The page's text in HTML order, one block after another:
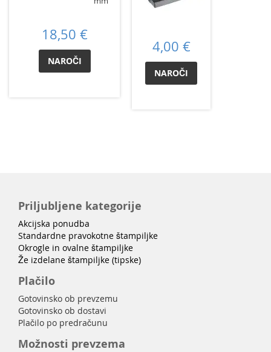
18,50 €
NAROČI
4,00 €
NAROČI
Priljubljene kategorije
Akcijska ponudba
Standardne pravokotne štampiljke
Okrogle in ovalne štampiljke
Že izdelane štampiljke (tipske)
Plačilo
Gotovinsko ob prevzemu
Gotovinsko ob dostavi
Plačilo po predračunu
Možnosti prevzema